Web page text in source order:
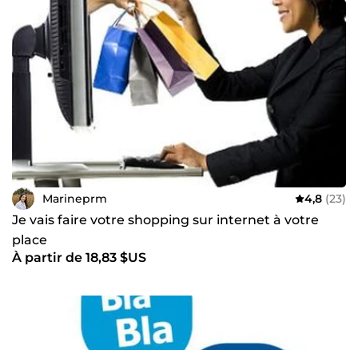
Marineprm 4,8 (23)
Je vais faire votre shopping sur internet à votre
place
À partir de 18,83 $US